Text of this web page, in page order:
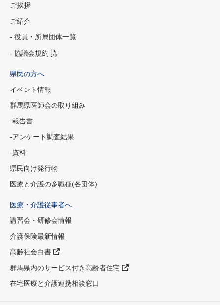
ご挨拶
ご紹介
- 役員・所属団体一覧
- 協議会規約
県民の方へ
イベント情報
群馬県医師会の取り組み
-報告書
-アンケート調査結果
-資料
県民向け発行物
医療と介護の多職種(各団体)
医療・介護従事者へ
講習会・研修会情報
介護保険最新情報
高齢社会白書
群馬県内のサービス付き高齢者住宅
在宅医療と介護連携相談窓口